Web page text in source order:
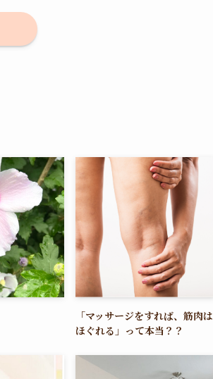
「マッサージをすれば、筋肉は
ほぐれる」って本当？？